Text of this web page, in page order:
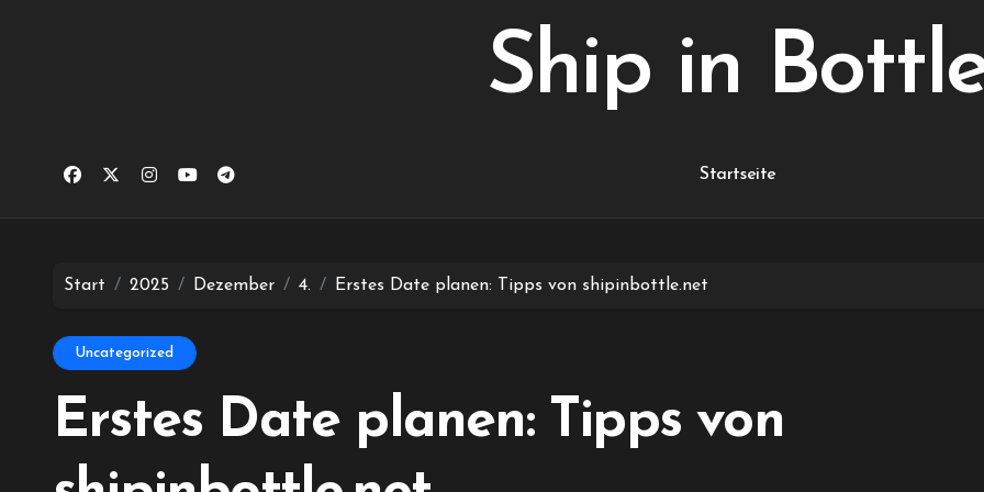
Ship in
Startseite
Start 2025 Dezember 4. Erstes Date planen: Tipps von shipinbottle.net
Uncategorized
Erstes Date planen: Tipps von